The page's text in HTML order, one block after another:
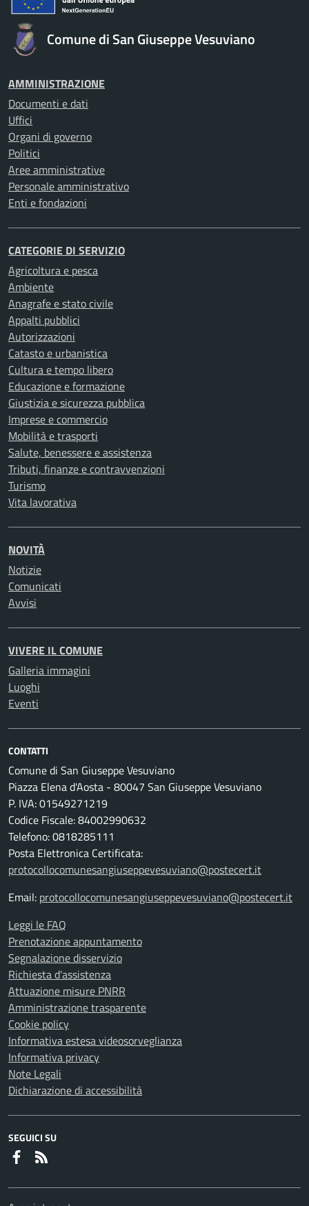
Comune di San Giuseppe Vesuviano
AMMINISTRAZIONE
Documenti e dati
Uffici
Organi di governo
Politici
Aree amministrative
Personale amministrativo
Enti e fondazioni
CATEGORIE DI SERVIZIO
Agricoltura e pesca
Ambiente
Anagrafe e stato civile
Appalti pubblici
Autorizzazioni
Catasto e urbanistica
Cultura e tempo libero
Educazione e formazione
Giustizia e sicurezza pubblica
Imprese e commercio
Mobilità e trasporti
Salute, benessere e assistenza
Tributi, finanze e contravvenzioni
Turismo
Vita lavorativa
NOVITÀ
Notizie
Comunicati
Avvisi
VIVERE IL COMUNE
Galleria immagini
Luoghi
Eventi
CONTATTI
Comune di San Giuseppe Vesuviano
Piazza Elena d'Aosta - 80047 San Giuseppe Vesuviano
P. IVA: 01549271219
Codice Fiscale: 84002990632
Telefono: 0818285111
Posta Elettronica Certificata:
protocollocomunesangiuseppevesuviano@postecert.it
Email: protocollocomunesangiuseppevesuviano@postecert.it
Leggi le FAQ
Prenotazione appuntamento
Segnalazione disservizio
Richiesta d'assistenza
Attuazione misure PNRR
Amministrazione trasparente
Cookie policy
Informativa estesa videosorveglianza
Informativa privacy
Note Legali
Dichiarazione di accessibilità
SEGUICI SU
Faceboook